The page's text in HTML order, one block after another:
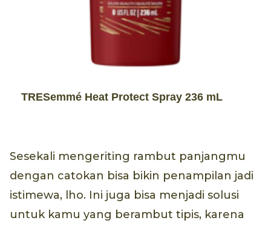
TRESemmé Heat Protect Spray 236 mL
Sesekali mengeriting rambut panjangmu
dengan catokan bisa bikin penampilan jadi
istimewa, lho. Ini juga bisa menjadi solusi
untuk kamu yang berambut tipis, karena